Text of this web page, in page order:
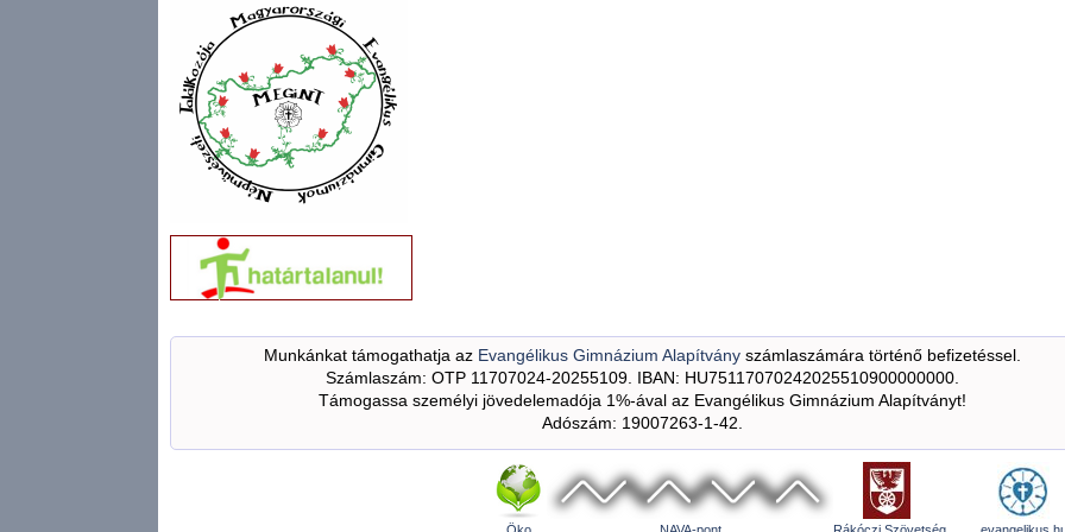
Munkánkat támogathatja az Evangélikus Gimnázium Alapítványszámlaszámára történő befizetéssel.
Számlaszám: OTP 11707024-20255109. IBAN: HU75117070242025510900000000.
Támogassa személyi jövedelemadója 1%-ával az Evangélikus Gimnázium Alapítványt!
Adószám: 19007263-1-42.